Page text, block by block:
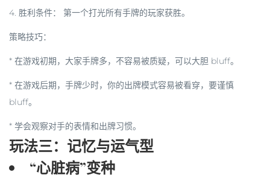
4. 胜利条件： 第一个打光所有手牌的玩家获胜。
策略技巧：
* 在游戏初期，大家手牌多，不容易被质疑，可以大胆 bluff。
* 在游戏后期，手牌少时，你的出牌模式容易被看穿，要谨慎
bluff。
* 学会观察对手的表情和出牌习惯。
玩法三：记忆与运气型
“心脏病”变种